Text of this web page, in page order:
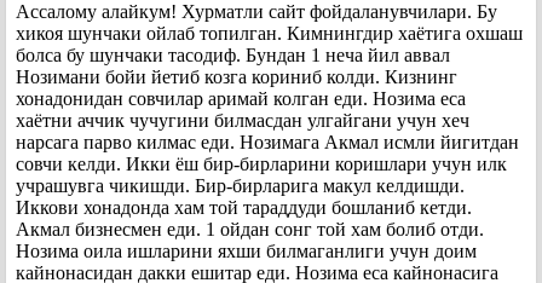
Ассалому алайкум! Хурматли сайт фойдаланувчилари. Бу
хикоя шунчаки ойлаб топилган. Кимнингдир хаётига охшаш
болса бу шунчаки тасодиф. Бундан 1 неча йил аввал
Нозимани бойи йетиб козга кориниб колди. Кизнинг
хонадонидан совчилар аримай колган еди. Нозима еса
хаётни аччик чучугини билмасдан улгайгани учун хеч
нарсага парво килмас еди. Нозимага Акмал исмли йигитдан
совчи келди. Икки ёш бир-бирларини коришлари учун илк
учрашувга чикишди. Бир-бирларига макул келдишди.
Иккови хонадонда хам той тараддуди бошланиб кетди.
Акмал бизнесмен еди. 1 ойдан сонг той хам болиб отди.
Нозима оила ишларини яхши билмаганлиги учун доим
кайнонасидан дакки ешитар еди. Нозима еса кайнонасига